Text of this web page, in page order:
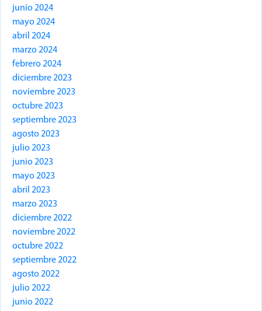
junio 2024
mayo 2024
abril 2024
marzo 2024
febrero 2024
diciembre 2023
noviembre 2023
octubre 2023
septiembre 2023
agosto 2023
julio 2023
junio 2023
mayo 2023
abril 2023
marzo 2023
diciembre 2022
noviembre 2022
octubre 2022
septiembre 2022
agosto 2022
julio 2022
junio 2022